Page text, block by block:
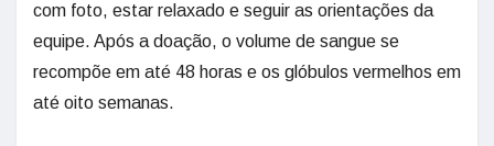
com foto, estar relaxado e seguir as orientações da
equipe. Após a doação, o volume de sangue se
recompõe em até 48 horas e os glóbulos vermelhos em
até oito semanas.